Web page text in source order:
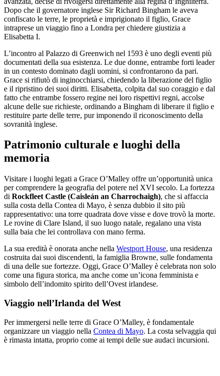
Dopo che il governatore inglese Sir Richard Bingham le aveva
confiscato le terre, le proprietà e imprigionato il figlio, Grace
intraprese un viaggio fino a Londra per chiedere giustizia a
Elisabetta I.
L’incontro al Palazzo di Greenwich nel 1593 è uno degli eventi più
documentati della sua esistenza. Le due donne, entrambe forti leader
in un contesto dominato dagli uomini, si confrontarono da pari.
Grace si rifiutò di inginocchiarsi, chiedendo la liberazione del figlio
e il ripristino dei suoi diritti. Elisabetta, colpita dal suo coraggio e dal
fatto che entrambe fossero regine nei loro rispettivi regni, accolse
alcune delle sue richieste, ordinando a Bingham di liberare il figlio e
restituire parte delle terre, pur imponendo il riconoscimento della
sovranità inglese.
Patrimonio culturale e luoghi della
memoria
Visitare i luoghi legati a Grace O’Malley offre un’opportunità unica
per comprendere la geografia del potere nel XVI secolo. La fortezza
di Rockfleet Castle (Caisleán an Charrochaigh), che si affaccia
sulla costa della Contea di Mayo, è senza dubbio il sito più
rappresentativo: una torre quadrata dove visse e dove trovò la morte.
Le rovine di Clare Island, il suo luogo natale, regalano una vista
sulla baia che lei controllava con mano ferma.
La sua eredità è onorata anche nella Westport House, una residenza
costruita dai suoi discendenti, la famiglia Browne, sulle fondamenta
di una delle sue fortezze. Oggi, Grace O’Malley è celebrata non solo
come una figura storica, ma anche come un’icona femminista e
simbolo dell’indomito spirito dell’Ovest irlandese.
Viaggio nell’Irlanda del West
Per immergersi nelle terre di Grace O’Malley, è fondamentale
organizzare un viaggio nella Contea di Mayo. La costa selvaggia qui
è rimasta intatta, proprio come ai tempi delle sue audaci incursioni.